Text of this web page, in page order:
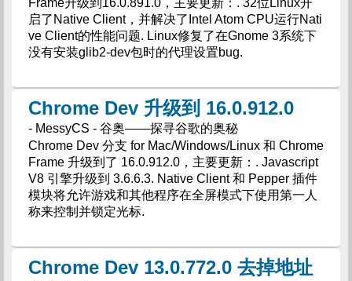
Frame升级到16.0.891.0，主要更新：. 32位Linux开
启了Native Client，并解决了Intel Atom CPU运行Nati
ve Client的性能问题. Linux修复了在Gnome 3系统下
没有安装glib2-dev包时的代理设置bug.
Chrome Dev 升级到 16.0.912.0
- MessyCS - 谷奥——探寻谷歌的奥秘
Chrome Dev 分支 for Mac/Windows/Linux 和 Chrome
Frame 升级到了 16.0.912.0，主要更新：. Javascript
V8 引擎升级到 3.6.6.3. Native Client 和 Pepper 插件
模块将允许游戏和其他程序在全屏模式下使用第一人
称来控制并锁定光标.
Chrome Dev 13.0.772.0 去掉地址